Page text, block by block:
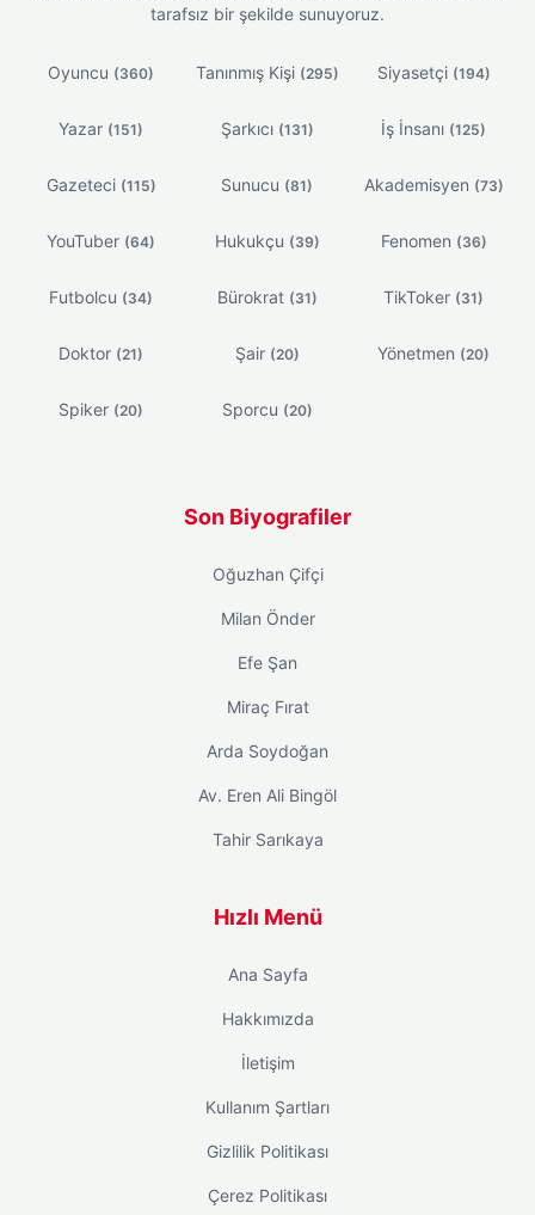
tarafsız bir şekilde sunuyoruz.
Oyuncu (360) Tanınmış Kişi (295) Siyasetçi (194)
Yazar (151) Şarkıcı (131) İş İnsanı (125)
Gazeteci (115) Sunucu (81) Akademisyen (73)
YouTuber (64) Hukukçu (39) Fenomen (36)
Futbolcu (34) Bürokrat (31) TikToker (31)
Doktor (21) Şair (20) Yönetmen (20)
Spiker (20) Sporcu (20)
Son Biyografiler
Oğuzhan Çifçi
Milan Önder
Efe Şan
Miraç Fırat
Arda Soydoğan
Av. Eren Ali Bingöl
Tahir Sarıkaya
Hızlı Menü
Ana Sayfa
Hakkımızda
İletişim
Kullanım Şartları
Gizlilik Politikası
Çerez Politikası